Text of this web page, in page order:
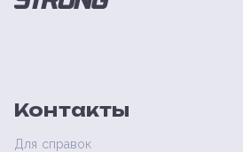
Контакты
Для справок